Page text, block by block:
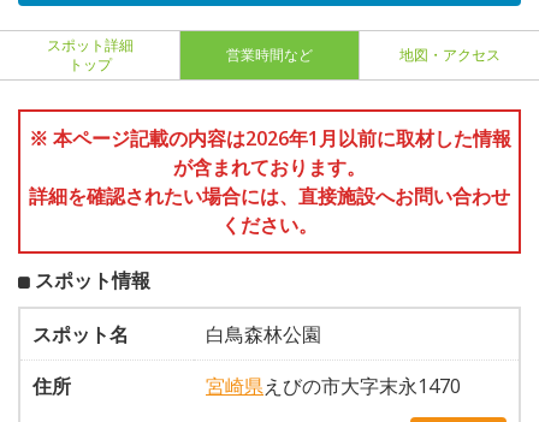
スポット詳細
トップ
営業時間など 地図・アクセス
※ 本ページ記載の内容は2026年1月以前に取材した情報
が含まれております。
詳細を確認されたい場合には、直接施設へお問い合わせ
ください。
スポット情報
スポット名
白鳥森林公園
住所
宮崎県えびの市大字末永1470